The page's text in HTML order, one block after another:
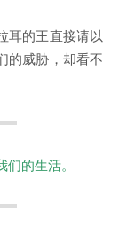
耳的王直接请以
的威胁，却看不
的生活。